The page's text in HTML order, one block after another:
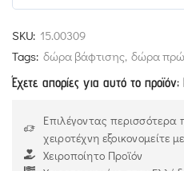
5out of 5
SKU: 15.00309
Tags: δώρα βάφτισης, δώρα
Έχετε απορίες για αυτό το
Επιλέγοντας περισσότερα
χειροτέχνη εξοικονομείτε
Χειροποίητο Προϊόν